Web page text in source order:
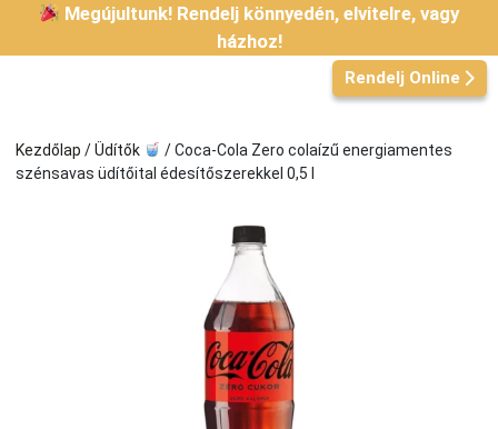
Kilépés
tartalomba
Megújultunk! Rendelj könnyedén, elvitelre, vagy
házhoz!
Rendelj Online
Kezdőlap /Üdítők
/ Coca-Cola Zero colaízű energiamentes
szénsavas üdítőital édesítőszerekkel 0,5 l